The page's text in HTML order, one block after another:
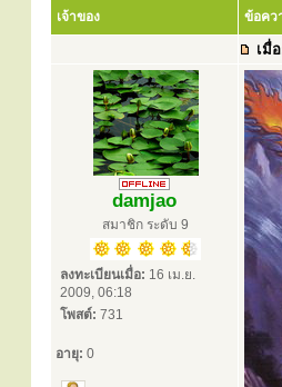
เจ้าของ ข้อคว
เมื่
damjao
สมาชิก ระดับ 9
ลงทะเบียนเมื่อ: 16 เม.ย.
2009, 06:18
โพสต์: 731
อายุ: 0